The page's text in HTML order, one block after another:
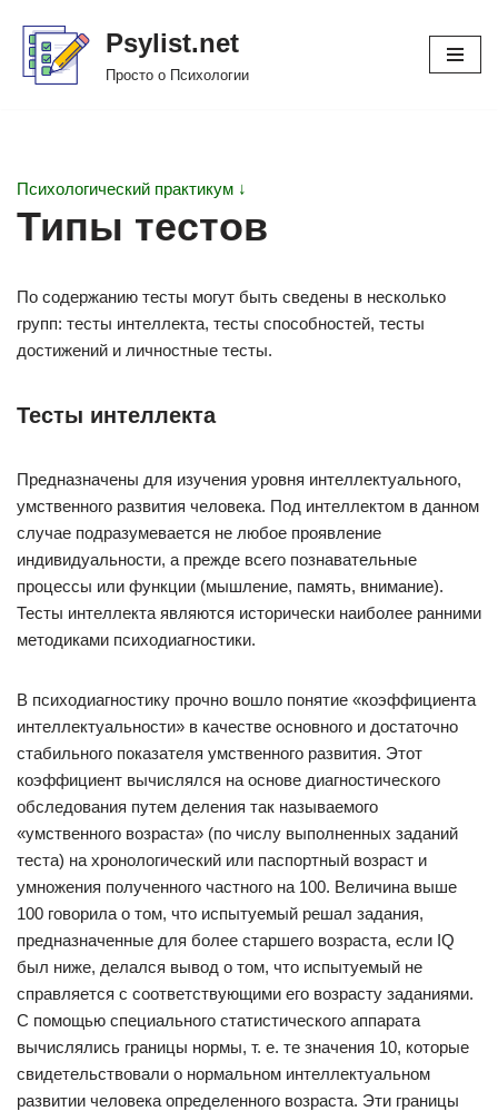
Перейти
Psylist.net
Просто о Психологии
Психологический практикум ↓
Типы тестов
По содержанию тесты могут быть сведены в несколько
групп: тесты интеллекта, тесты способностей, тесты
достижений и личностные тесты.
Тесты интеллекта
Предназначены для изучения уровня интеллектуального,
умственного развития человека. Под интеллектом в данном
случае подразумевается не любое проявление
индивидуальности, а прежде всего познавательные
процессы или функции (мышление, память, внимание).
Тесты интеллекта являются исторически наиболее ранними
методиками психодиагностики.
В психодиагностику прочно вошло понятие «коэффициента
интеллектуальности» в качестве основного и достаточно
стабильного показателя умственного развития. Этот
коэффициент вычислялся на основе диагностического
обследования путем деления так называемого
«умственного возраста» (по числу выполненных заданий
теста) на хронологический или паспортный возраст и
умножения полученного частного на 100. Величина выше
100 говорила о том, что испытуемый решал задания,
предназначенные для более старшего возраста, если IQ
был ниже, делался вывод о том, что испытуемый не
справляется с соответствующими его возрасту заданиями.
С помощью специального статистического аппарата
вычислялись границы нормы, т. е. те значения 10, которые
свидетельствовали о нормальном интеллектуальном
развитии человека определенного возраста. Эти границы